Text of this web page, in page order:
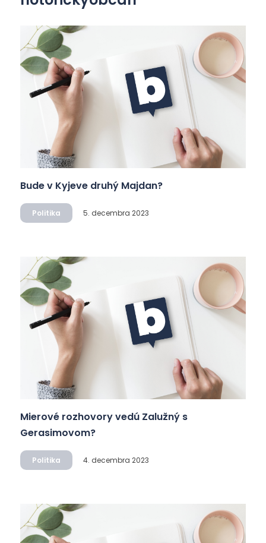
Bude v Kyjeve druhý Majdan?
Politika 5. decembra 2023
Mierové rozhovory vedú Zalužný s
Gerasimovom?
Politika 4. decembra 2023